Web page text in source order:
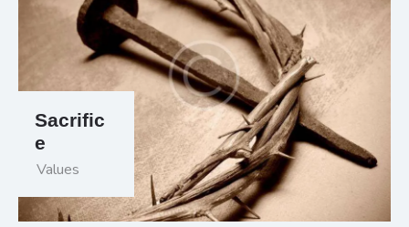
Sacrific
e
Values